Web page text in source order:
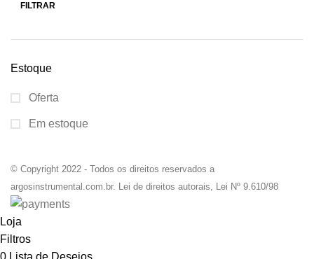
FILTRAR
Estoque
Oferta
Em estoque
© Copyright 2022 - Todos os direitos reservados a
argosinstrumental.com.br. Lei de direitos autorais, Lei Nº 9.610/98
Loja
Filtros